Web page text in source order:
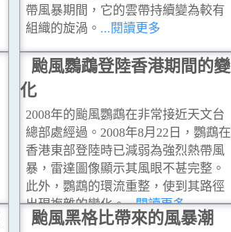
帶風暴期間，它的雲帶持續變為較有
組織的旋渦。 ...閱讀更多
颱風鸚鵡登陸香港期間的變
化
2008年的颱風鸚鵡在非常接近天文台
總部處經過。2008年8月22日，鸚鵡在
香港東部登陸時已減弱為強烈熱帶風
暴，雷達圖像顯示其風眼不甚完整。
此外，鸚鵡的環流重整，使到其路徑
出現複雜的變化。...閱讀更多
颱風黑格比帶來的風暴潮